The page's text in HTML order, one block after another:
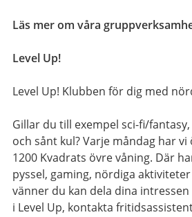
Läs mer om våra
Level Up!
Level Up! Klubben för dig med
Gillar du till exempel sci-fi/
och sånt kul? Varje måndag har vi
1200 Kvadrats övre våning. Där
pyssel, gaming, nördiga
vänner du kan dela dina
i Level Up, kontakta